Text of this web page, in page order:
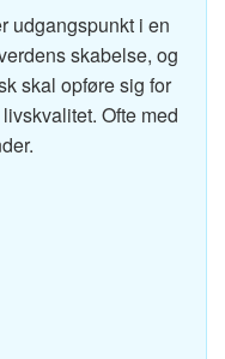
udgangspunkt i en
skabelse, og
skal opføre sig for
Ofte med